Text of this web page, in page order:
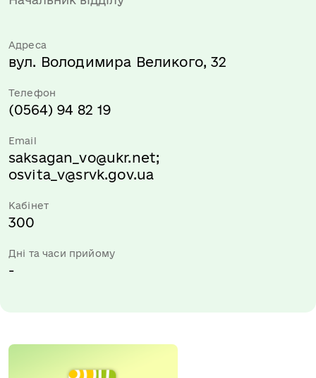
Адреса
вул. Володимира Великого, 32
Телефон
(0564) 94 82 19
Email
saksagan_vo@ukr.net;
osvita_v@srvk.gov.ua
Кабінет
300
Дні та часи прийому
-